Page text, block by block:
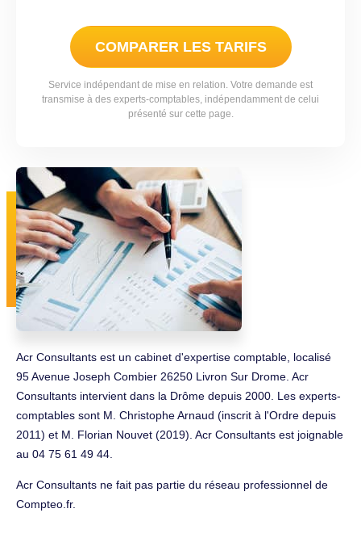
COMPARER LES TARIFS
Service indépendant de mise en relation. Votre demande est
transmise à des experts-comptables, indépendamment de celui
présenté sur cette page.
Acr Consultants est un cabinet d'expertise comptable, localisé
95 Avenue Joseph Combier 26250 Livron Sur Drome. Acr
Consultants intervient dans la Drôme depuis 2000. Les experts-
comptables sont M. Christophe Arnaud (inscrit à l'Ordre depuis
2011) et M. Florian Nouvet (2019). Acr Consultants est joignable
au 04 75 61 49 44.
Acr Consultants ne fait pas partie du réseau professionnel de
Compteo.fr.